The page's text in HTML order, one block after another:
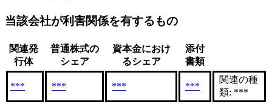
当該会社が利害関係を有するもの
関連発
行体
普通株式の
シェア
資本金におけ
るシェア
添付
書類
*** *** *** ***
関連の種
類: ***